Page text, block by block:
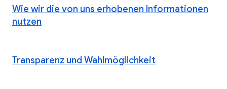
Wie wir die von uns erhobenen Informationen
nutzen
Transparenz und Wahlmöglichkeit